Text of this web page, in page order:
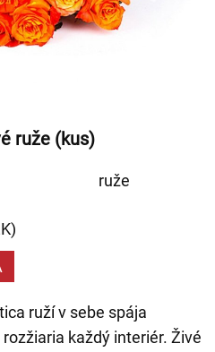
ruže (kus)
ruže
ruží v sebe spája
každý interiér. Živé